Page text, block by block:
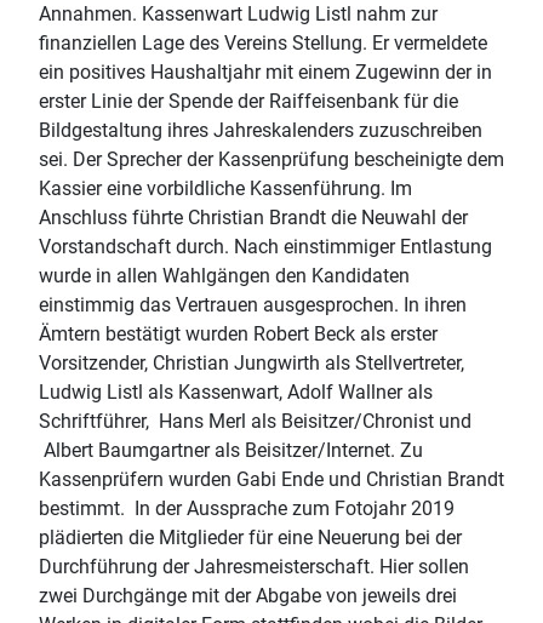
Annahmen. Kassenwart Ludwig Listl nahm zur
finanziellen Lage des Vereins Stellung. Er vermeldete
ein positives Haushaltjahr mit einem Zugewinn der in
erster Linie der Spende der Raiffeisenbank für die
Bildgestaltung ihres Jahreskalenders zuzuschreiben
sei. Der Sprecher der Kassenprüfung bescheinigte dem
Kassier eine vorbildliche Kassenführung. Im
Anschluss führte Christian Brandt die Neuwahl der
Vorstandschaft durch. Nach einstimmiger Entlastung
wurde in allen Wahlgängen den Kandidaten
einstimmig das Vertrauen ausgesprochen. In ihren
Ämtern bestätigt wurden Robert Beck als erster
Vorsitzender, Christian Jungwirth als Stellvertreter,
Ludwig Listl als Kassenwart, Adolf Wallner als
Schriftführer, Hans Merl als Beisitzer/Chronist und
Albert Baumgartner als Beisitzer/Internet. Zu
Kassenprüfern wurden Gabi Ende und Christian Brandt
bestimmt. In der Aussprache zum Fotojahr 2019
plädierten die Mitglieder für eine Neuerung bei der
Durchführung der Jahresmeisterschaft. Hier sollen
zwei Durchgänge mit der Abgabe von jeweils drei